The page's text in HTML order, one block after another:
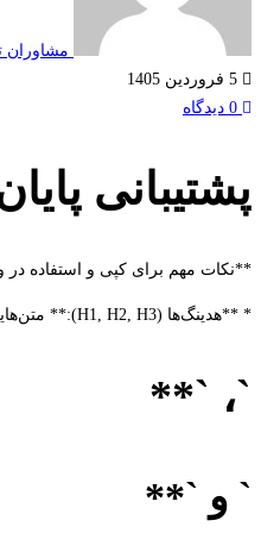
مشاوران
5 فروردین 1405
0 دیدگاه
پشتیبانی
**نکات مهم برای کپی و استفاده در
* **هدینگ‌ها (H1, H2, H3):** متن‌هایی که با `**
`، `**
` و `**